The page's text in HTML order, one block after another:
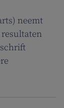
neemt
resultaten